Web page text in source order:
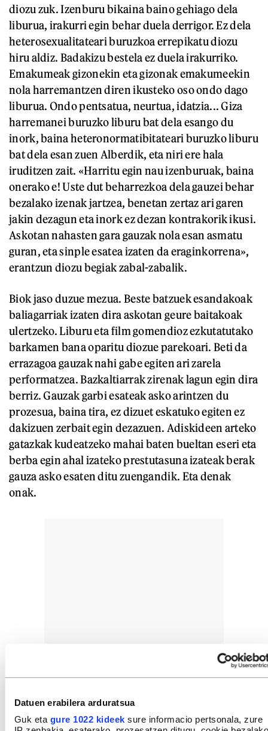
Datuen erabilera arduratsua
Guk eta gure 1022 kideek sure informacio pertsonala, zure
diozu zuk. Izenburu bikaina baino gehiago dela
liburua, irakurri egin behar duela derrigor. Ez dela
heterosexualitateari buruzkoa errepikatu diozu
hiru aldiz. Badakizu bestela ez duela irakurriko.
Emakumeak gizonekin eta gizonak emakumeekin
nola harremantzen diren ikusteko oso ondo dago
liburua. Ondo pentsatua, neurtua, idatzia... Giza
harremanei buruzko liburu bat dela esango du
inork, baina heteronormatibitateari buruzko liburu
bat dela esan zuen Alberdik, eta niri ere hala
iruditzen zait. «Harritu egin nau izenburuak, baina
onerako e! Uste dut beharrezkoa dela gauzei behar
bezalako izenak jartzea, benetan zertaz ari garen
jakin dezagun eta inork ez dezan kontrakorik ikusi.
Askotan nahasten gara gauzak nola esan asmatu
guran, eta sinple esatea izaten da eraginkorrena»,
erantzun diozu begiak zabal-zabalik.
Biok jaso duzue mezua. Beste batzuek esandakoak
baliagarriak izaten dira askotan geure baitakoak
ulertzeko. Liburu eta film gomendioz ezkutatutako
barkamen bana oparitu diozue parekoari. Beti da
errazagoa gauzak nahi gabe egiten ari zarela
performatzea. Bazkaltiarrak zirenak lagun egin dira
berriz. Gauzak garbi esateak asko arintzen du
prozesua, baina tira, ez dizuet eskatuko egiten ez
dakizuen zerbait egin dezazuen. Adiskideen arteko
gatazkak kudeatzeko mahai baten bueltan eseri eta
berba egin ahal izateko prestutasuna izateak berak
gauza asko esaten ditu zuengandik. Eta denak
onak.